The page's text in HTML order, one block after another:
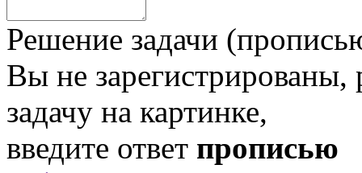
Решение задачи
Вы не
задачу на картинке,
введите ответ прописью